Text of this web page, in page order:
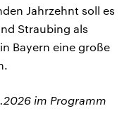
Jahrzehnt soll es
Straubing als
Bayern eine große
im Programm